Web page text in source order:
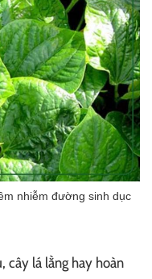
nhiễm đường sinh dục
cây lá lằng hay hoàn